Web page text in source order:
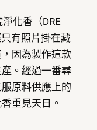
化香（DRE
只有照片掛在藏
因為製作這款
。經過一番尋
原料供應上的
重見天日。